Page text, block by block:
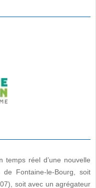
temps réel d’une nouvelle
Fontaine-le-Bourg, soit
soit avec un agrégateur